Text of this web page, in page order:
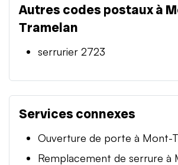
Autres codes postaux à
Tramelan
serrurier 2723
Services connexes
Ouverture de porte à Mont-
Remplacement de serrure à